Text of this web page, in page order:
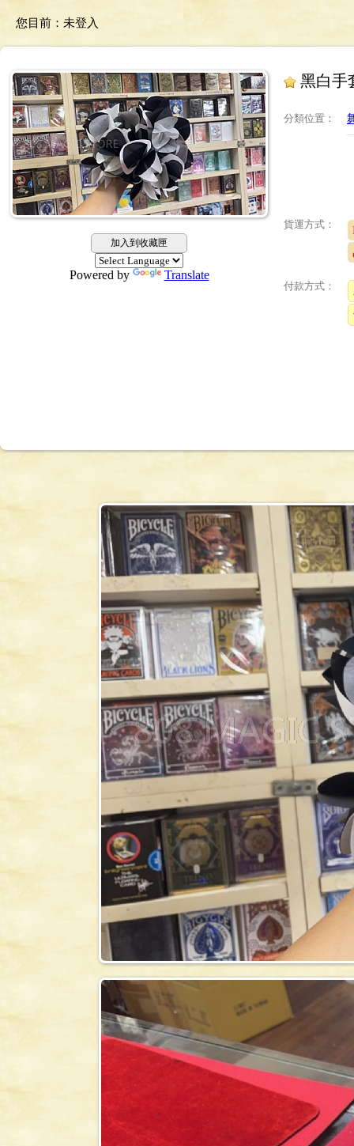
您目前： 未登入
加入到收藏匣
Powered by Translate
黑白手
分類位置 ：
貨運方式：
付款方式：